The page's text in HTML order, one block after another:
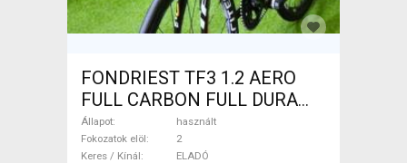
FONDRIEST TF3 1.2 AERO
FULL CARBON FULL DURA
ACE Országúti patkófék
használt ELADÓ
Állapot
használt
Fokozatok elöl
2
Keres / Kínál
ELADÓ